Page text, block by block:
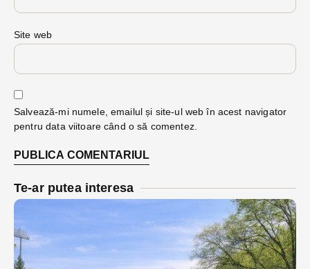
Site web
Salvează-mi numele, emailul și site-ul web în acest navigator
pentru data viitoare când o să comentez.
Te-ar putea interesa